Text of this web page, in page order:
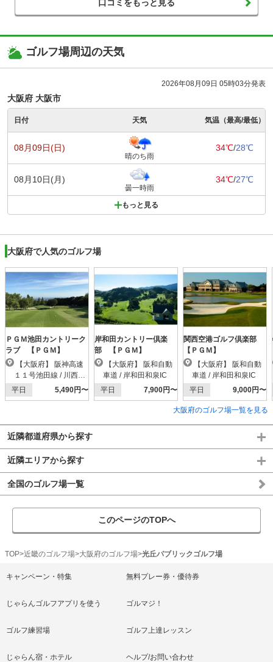
口コミをもっと見る
ゴルフ場周辺の天気
2026年08月09日 05時03分発表
大阪府 大阪市
日付 天気 気温（最高/最低）
08月09日(日)
晴のち雨
34℃/28℃
08月10日(月)
曇一時雨
34℃/27℃
もっと見る
大阪府で人気のゴルフ場
ＰＧＭ池田カントリーク
ラブ 【ＰＧＭ】
１１号池田線 / 川西小
花IC
平日 5,490円〜
岸和田カントリー倶楽
部 【ＰＧＭ】
車道 / 岸和田和泉IC
平日
7,900円〜
関西空港ゴルフ倶楽部
【ＰＧＭ】
車道 / 岸和田和泉IC
平日
9,000円〜
大阪府のゴルフ場一覧を見る
近隣都道府県から探す
近隣エリアから探す
全国のゴルフ場一覧
このページのTOPへ
TOP 近畿のゴルフ場 大阪府のゴルフ場 光丘パブリックゴルフ場
キャンペーン・特集 無料プレー券・優待券
じゃらんゴルフアプリを使う ゴルマジ！
ゴルフ練習場 ゴルフ上達レッスン
じゃらん宿・ホテル ヘルプ/お問い合わせ